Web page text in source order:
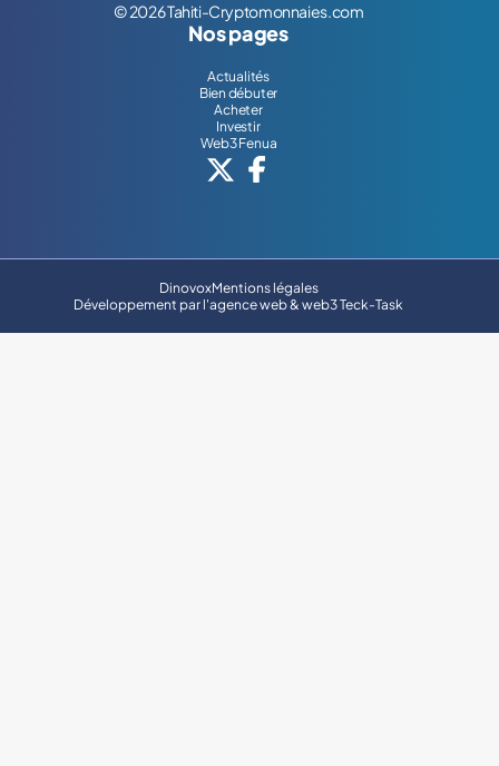
© 2026 Tahiti-Cryptomonnaies.com
Nos pages
Actualités
Bien débuter
Acheter
Investir
Web3 Fenua
DinovoxMentions légales
Développement par l'agence web & web3 Teck-Task